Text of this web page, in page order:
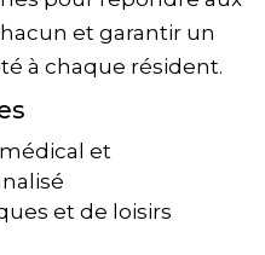
et garantir un
à chaque résident.
et
et de loisirs